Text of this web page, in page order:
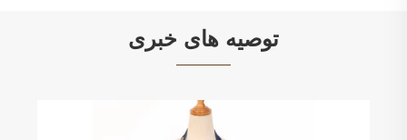
توصیه های خبری